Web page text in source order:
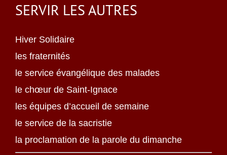
SERVIR LES AUTRES
Hiver Solidaire
les fraternités
le service évangélique des malades
le chœur de Saint-Ignace
les équipes d’accueil de semaine
le service de la sacristie
la proclamation de la parole du dimanche